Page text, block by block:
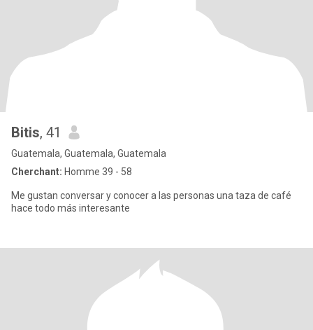
Bitis, 41
Guatemala, Guatemala, Guatemala
Cherchant: Homme 39 - 58
Me gustan conversar y conocer a las personas una taza de café
hace todo más interesante